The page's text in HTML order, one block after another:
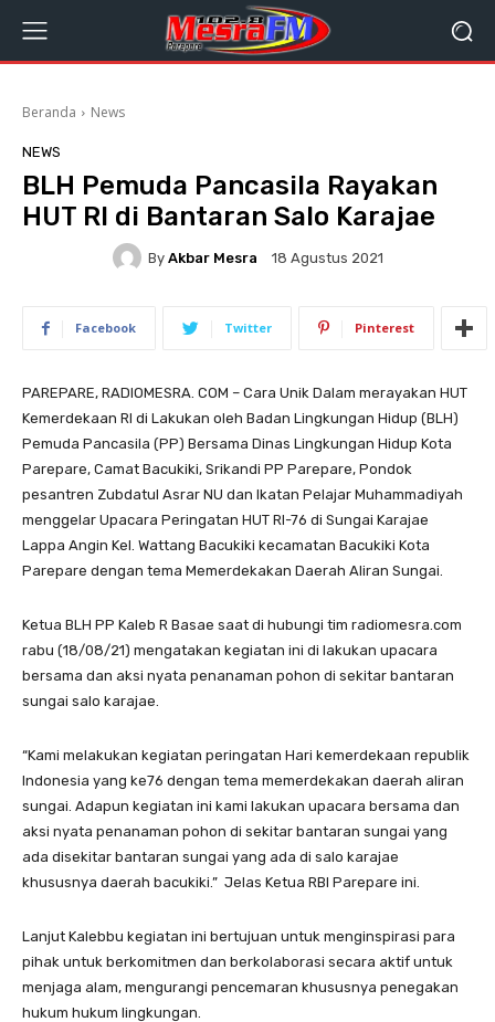
Beranda News
NEWS
BLH Pemuda Pancasila Rayakan
HUT RI di Bantaran Salo Karajae
By Akbar Mesra 18 Agustus 2021
Facebook Twitter Pinterest
PAREPARE, RADIOMESRA. COM – Cara Unik Dalam merayakan HUT
Kemerdekaan RI di Lakukan oleh Badan Lingkungan Hidup (BLH)
Pemuda Pancasila (PP) Bersama Dinas Lingkungan Hidup Kota
Parepare, Camat Bacukiki, Srikandi PP Parepare, Pondok
pesantren Zubdatul Asrar NU dan Ikatan Pelajar Muhammadiyah
menggelar Upacara Peringatan HUT RI-76 di Sungai Karajae
Lappa Angin Kel. Wattang Bacukiki kecamatan Bacukiki Kota
Parepare dengan tema Memerdekakan Daerah Aliran Sungai.
Ketua BLH PP Kaleb R Basae saat di hubungi tim radiomesra.com
rabu (18/08/21) mengatakan kegiatan ini di lakukan upacara
bersama dan aksi nyata penanaman pohon di sekitar bantaran
sungai salo karajae.
“Kami melakukan kegiatan peringatan Hari kemerdekaan republik
Indonesia yang ke76 dengan tema memerdekakan daerah aliran
sungai. Adapun kegiatan ini kami lakukan upacara bersama dan
aksi nyata penanaman pohon di sekitar bantaran sungai yang
ada disekitar bantaran sungai yang ada di salo karajae
khususnya daerah bacukiki.” Jelas Ketua RBI Parepare ini.
Lanjut Kalebbu kegiatan ini bertujuan untuk menginspirasi para
pihak untuk berkomitmen dan berkolaborasi secara aktif untuk
menjaga alam, mengurangi pencemaran khususnya penegakan
hukum hukum lingkungan.